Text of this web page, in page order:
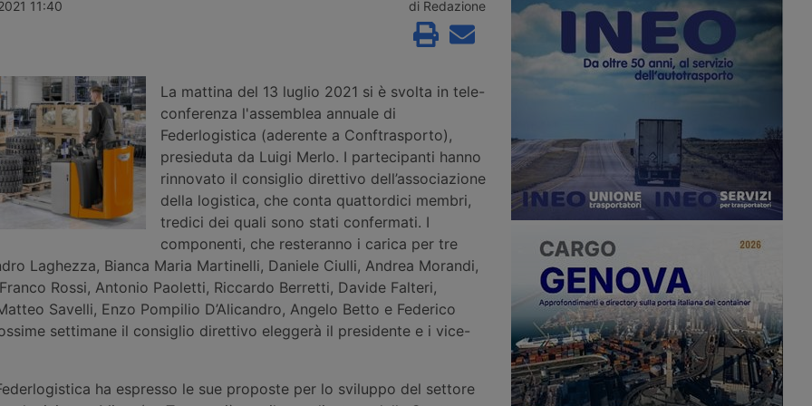
non
di lavoro e
di formazione doganale, in partenza
a settembre.
maggiore Reit britannico. Nascerà
così la più grande piattaforma
logistica del mondo, con la chiusura
Cremona, per un polo logistico da
61mila metri quadrati, con i lavori in
avvio nel quarto trimestre del 2026.
11:40 di Redazione
La mattina del 13 luglio 2021 si è svolta in tele-
conferenza l'assemblea annuale di
Federlogistica (aderente a Conftrasporto),
presieduta da Luigi Merlo. I partecipanti hanno
rinnovato il consiglio direttivo dell’associazione
della logistica, che conta quattordici membri,
tredici dei quali sono stati confermati. I
componenti, che resteranno i carica per tre
Laghezza, Bianca Maria Martinelli, Daniele Ciulli, Andrea Morandi,
Rossi, Antonio Paoletti, Riccardo Berretti, Davide Falteri,
Savelli, Enzo Pompilio D’Alicandro, Angelo Betto e Federico
settimane il consiglio direttivo eleggerà il presidente e i vice-
ha espresso le sue proposte per lo sviluppo del settore